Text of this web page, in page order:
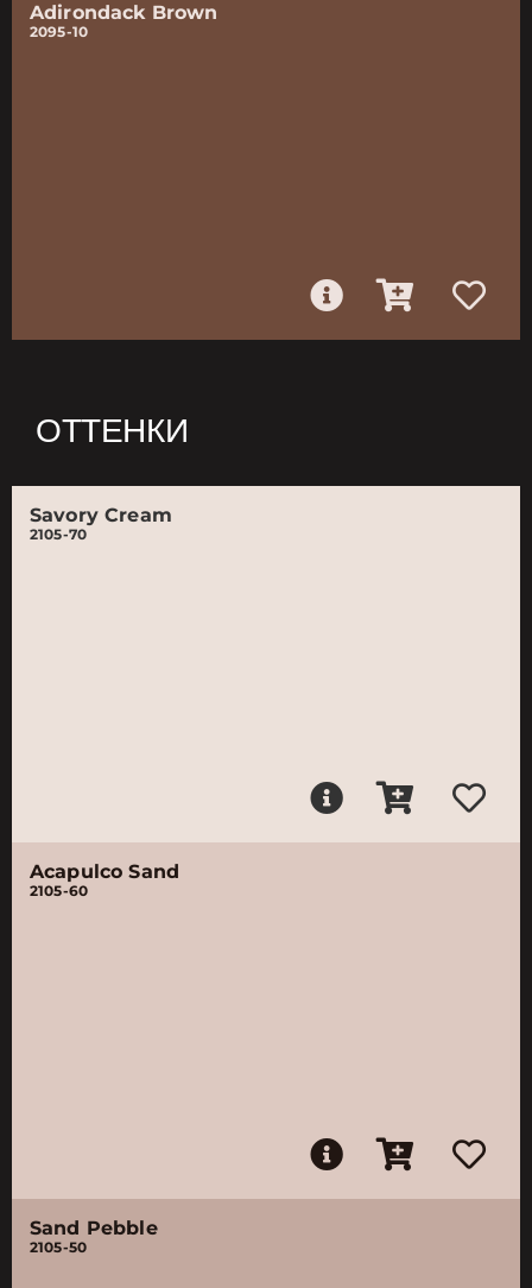
Adirondack Brown
2095-10
ОТТЕНКИ
Savory Cream
2105-70
Acapulco Sand
2105-60
Sand Pebble
2105-50